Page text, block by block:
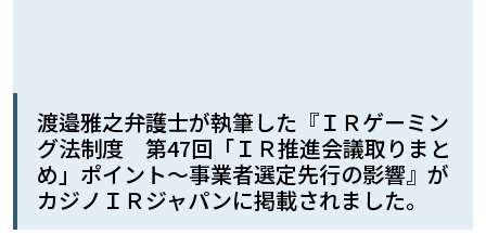
渡邉雅之弁護士が執筆した『ＩＲゲーミン
グ法制度 第47回「ＩＲ推進会議取りまと
め」ポイント〜事業者選定先行の影響』が
カジノＩＲジャパンに掲載されました。